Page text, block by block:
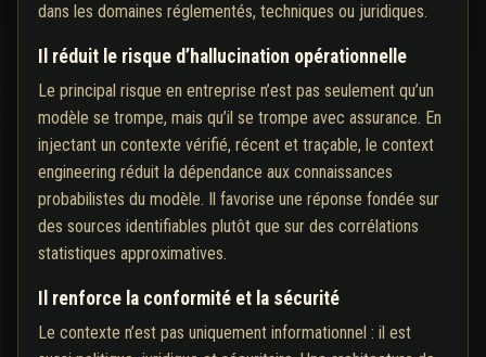
dans les domaines réglementés, techniques ou juridiques.
Il réduit le risque d’hallucination opérationnelle
Le principal risque en entreprise n’est pas seulement qu’un
modèle se trompe, mais qu’il se trompe avec assurance. En
injectant un contexte vérifié, récent et traçable, le context
engineering réduit la dépendance aux connaissances
probabilistes du modèle. Il favorise une réponse fondée sur
des sources identifiables plutôt que sur des corrélations
statistiques approximatives.
Il renforce la conformité et la sécurité
Le contexte n’est pas uniquement informationnel : il est